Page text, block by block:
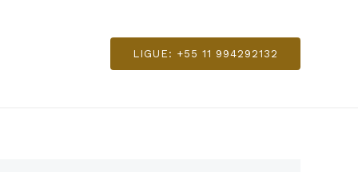
LIGUE: +55 11 994292132